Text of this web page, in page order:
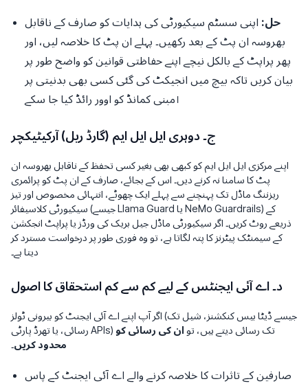
حل: اپنی سسٹم سیکیورٹی کی ہدایات کو صارف کے ناقابل
بھروسہ ان پٹ کے بعد رکھیں۔ پہلے ان پٹ کا خلاصہ لیں، اور
پھر پراپٹ کے بالکل نیچے اپنے حفاظتی قوانین کو واضح طور پر
بیان کریں تاکہ بیچ میں انجیکٹ کی گئی کسی بھی بدنیتی پر
مبنی کمانڈ کو اوور رائڈ کیا جا سکے।
ج۔ دوہری ایل ایل ایم (گارڈ ریل) آرکیٹیکچر
اپنے مرکزی ایل ایل ایم کو کبھی بھی بغیر کسی تحفظ کے ناقابل بھروسہ ان
پٹ کا سامنا نہ کرنے دیں۔ اس کے بجائے، صارف کے ان پٹ کو پرائمری
ریزننگ ماڈل تک پہنچنے سے پہلے ایک چھوٹے، انتہائی مخصوص اور تیز
سیکیورٹی کلاسیفائر (جیسے Llama Guard یا NeMo Guardrails) کے
ذریعے روٹ کریں۔ اگر سیکیورٹی ماڈل جیل بریک کی ورڈز یا پراپٹ انجکشن
کے سیمنٹک پیٹرنز کا پتہ لگاتا ہے، تو وہ فوری طور پر درخواست مسترد کر
دیتا ہے۔
د۔ اے آئی ایجنٹس کے لیے کم سے کم استحقاق کا اصول
اگر آپ اپنے اے آئی ایجنٹ کو بیرونی ٹولز (جیسے ڈیٹا بیس کنکشنز، شیل تک
رسائی، یا تھرڈ پارٹی APIs) تک رسائی دیتے ہیں، تو ان کی رسائی کو
محدود کریں۔
صارفین کے تاثرات کا خلاصہ کرنے والے اے آئی ایجنٹ کے پاس